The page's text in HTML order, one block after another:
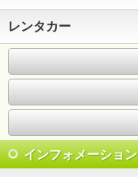
レンタカー
インフォメーション